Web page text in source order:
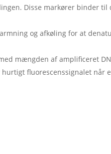
Disse markører binder til
og afkøling for at
mængden af amplificeret
fluorescenssignalet når